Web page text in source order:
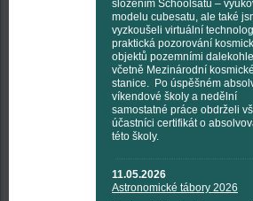
složením Schoolsatů –
modelu cubesatu, ale také
vyzkoušeli virtuální
praktická pozorování
objektů pozemními
včetně Mezinárodní kosmické
stanice. Po úspěšném
víkendové školy a nedělní
samostatné práce obdrželi
účastníci certifikát o
této školy.
11.05.2026
Astronomické tábory 2026